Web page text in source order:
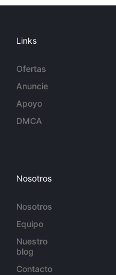
Links
Ofertas
Anuncie
Apoyo
DMCA
Nosotros
Nosotros
Equipo
Nuestro
blog
Contacto